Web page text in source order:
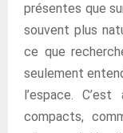
présentes que
souvent plus
ce que
seulement
l’espace.
compacts,